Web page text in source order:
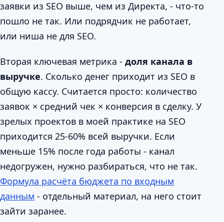
заявки из SEO выше, чем из Директа, - что-то
пошло не так. Или подрядчик не работает,
или ниша не для SEO.
Вторая ключевая метрика - доля канала в
выручке. Сколько денег приходит из SEO в
общую кассу. Считается просто: количество
заявок × средний чек × конверсия в сделку. У
зрелых проектов в моей практике на SEO
приходится 25-60% всей выручки. Если
меньше 15% после года работы - канал
недогружен, нужно разбираться, что не так.
Формула расчёта бюджета по входным
данным - отдельный материал, на него стоит
зайти заранее.